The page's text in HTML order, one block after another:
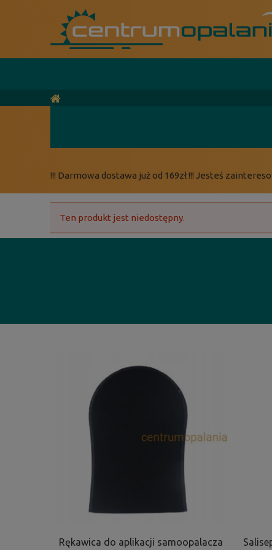
!!! Darmowa dostawa już od 169zł !!! Jesteś
Ten produkt jest niedostępny.
Rękawica do aplikacji samoopalacza